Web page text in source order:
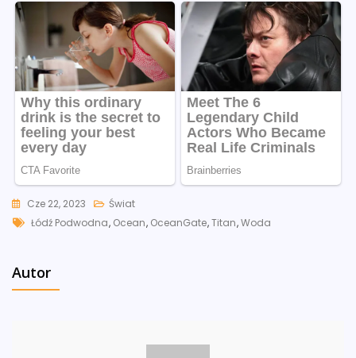
Cze 22, 2023
Świat
Tags
Łódź Podwodna, Ocean, OceanGate,Titan,Woda
Autor